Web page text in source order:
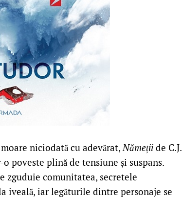
niciodată cu adevărat, Nămeții de C.J.
poveste plină de tensiune și suspans.
zguduie comunitatea, secretele
iveală, iar legăturile dintre personaje se